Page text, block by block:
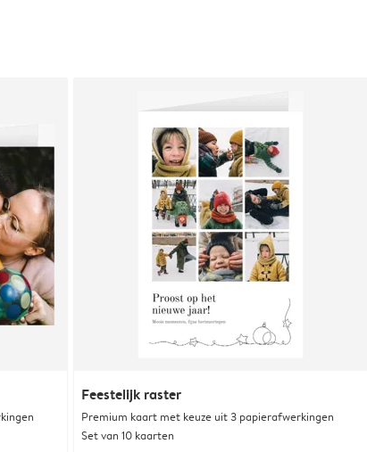
Feestelijk raster
Premium kaart met keuze uit 3 papierafwerkingen
Set van 10 kaarten